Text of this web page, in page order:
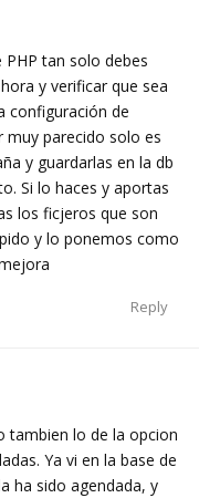
tan solo debes
y verificar que sea
configuración de
muy parecido solo es
y guardarlas en la db
Si lo haces y aportas
los ficjeros que son
y lo ponemos como
Reply
tambien lo de la opcion
Ya vi en la base de
ha sido agendada, y